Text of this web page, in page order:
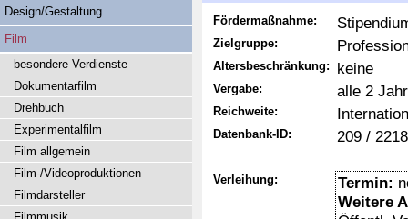
Fördermaßnahme:
Zielgruppe:
Altersbeschränkung: keine
Vergabe: alle 2
Reichweite:
Datenbank-ID: 209 / 2218
Verleihung: Termin:
Weitere
Design/Gestaltung
Film
besondere Verdienste
Dokumentarfilm
Drehbuch
Experimentalfilm
Film allgemein
Film-/Videoproduktionen
Filmdarsteller